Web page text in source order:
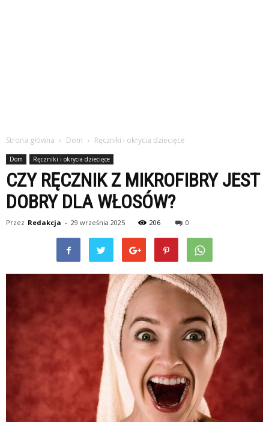
Strona główna Dom Ręczniki i okrycia dziecięce
Dom Ręczniki i okrycia dziecięce
CZY RĘCZNIK Z MIKROFIBRY JEST
DOBRY DLA WŁOSÓW?
Przez Redakcja - 29 września 2025 206 0